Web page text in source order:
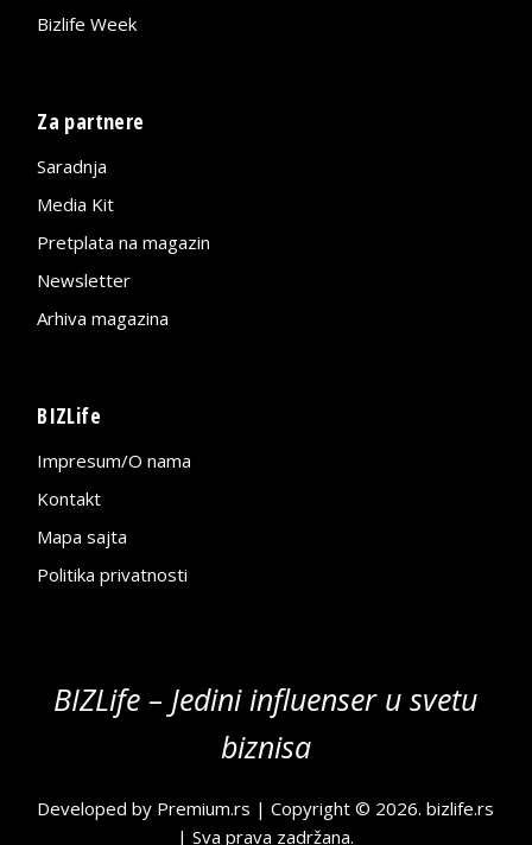
Bizlife Week
Za partnere
Saradnja
Media Kit
Pretplata na magazin
Newsletter
Arhiva magazina
BIZLife
Impresum/O nama
Kontakt
Mapa sajta
Politika privatnosti
BIZLife – Jedini influenser u svetu
biznisa
Developed by Premium.rs | Copyright © 2026.bizlife.rs
| Sva prava zadržana.